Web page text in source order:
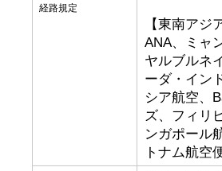
経路規定
【東南アジ
ANA、ミャ
ヤルブルネ
ーダ・イン
シア航空、
ズ、フィリ
ンガポール
トナム航空